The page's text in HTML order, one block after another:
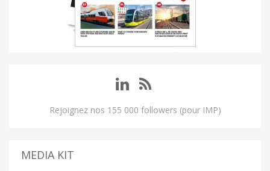
Rejoignez nos 155 000 followers (pour IMP)
MEDIA KIT